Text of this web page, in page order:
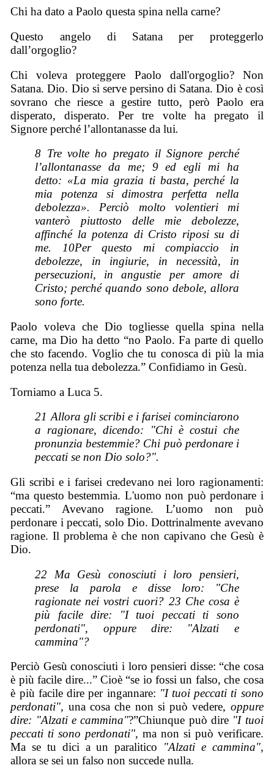
Chi ha dato a Paolo questa spina nella carne?
Questo angelo di Satana per proteggerlo
dall’orgoglio?
Chi voleva proteggere Paolo dall'orgoglio? Non
Satana. Dio. Dio si serve persino di Satana. Dio è così
sovrano che riesce a gestire tutto, però Paolo era
disperato, disperato. Per tre volte ha pregato il
Signore perché l’allontanasse da lui.
8 Tre volte ho pregato il Signore perché
l’allontanasse da me; 9 ed egli mi ha
detto: «La mia grazia ti basta, perché la
mia potenza si dimostra perfetta nella
debolezza». Perciò molto volentieri mi
vanterò piuttosto delle mie debolezze,
affinché la potenza di Cristo riposi su di
me. 10Per questo mi compiaccio in
debolezze, in ingiurie, in necessità, in
persecuzioni, in angustie per amore di
Cristo; perché quando sono debole, allora
sono forte.
Paolo voleva che Dio togliesse quella spina nella
carne, ma Dio ha detto “no Paolo. Fa parte di quello
che sto facendo. Voglio che tu conosca di più la mia
potenza nella tua debolezza.” Confidiamo in Gesù.
Torniamo a Luca 5.
21 Allora gli scribi e i farisei cominciarono
a ragionare, dicendo: "Chi è costui che
pronunzia bestemmie? Chi può perdonare i
peccati se non Dio solo?".
Gli scribi e i farisei credevano nei loro ragionamenti:
“ma questo bestemmia. L'uomo non può perdonare i
peccati.” Avevano ragione. L’uomo non può
perdonare i peccati, solo Dio. Dottrinalmente avevano
ragione. Il problema è che non capivano che Gesù è
Dio.
22 Ma Gesù conosciuti i loro pensieri,
prese la parola e disse loro: "Che
ragionate nei vostri cuori? 23 Che cosa è
più facile dire: "I tuoi peccati ti sono
perdonati", oppure dire: "Alzati e
cammina"?
Perciò Gesù conosciuti i loro pensieri disse: “che cosa
è più facile dire...” Cioè “se io fossi un falso, che cosa
è più facile dire per ingannare: "I tuoi peccati ti sono
perdonati", una cosa che non si può vedere, oppure
dire: "Alzati e cammina"?”Chiunque può dire "I tuoi
peccati ti sono perdonati", ma non si può verificare.
Ma se tu dici a un paralitico "Alzati e cammina",
allora se sei un falso non succede nulla.